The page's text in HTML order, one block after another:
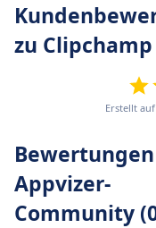
zu Clipchamp
Erstellt
Appvizer-
Community